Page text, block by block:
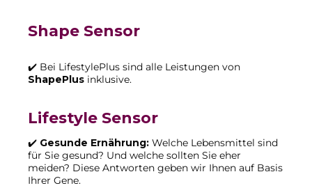
Shape Sensor
✔️ Bei LifestylePlus sind alle Leistungen von
ShapePlus inklusive.
Lifestyle Sensor
✔️ Gesunde Ernährung: Welche Lebensmittel sind
für Sie gesund? Und welche sollten Sie eher
meiden? Diese Antworten geben wir Ihnen auf Basis
Ihrer Gene.